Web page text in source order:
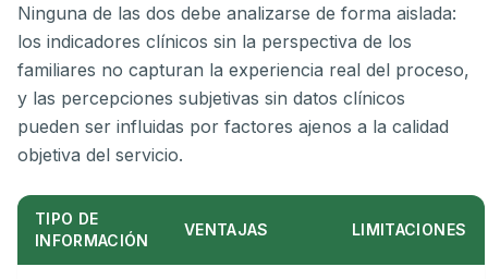
Ninguna de las dos debe analizarse de forma aislada:
los indicadores clínicos sin la perspectiva de los
familiares no capturan la experiencia real del proceso,
y las percepciones subjetivas sin datos clínicos
pueden ser influidas por factores ajenos a la calidad
objetiva del servicio.
TIPO DE
INFORMACIÓN
VENTAJAS LIMITACIONES